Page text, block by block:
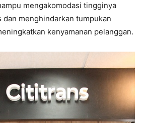
mengakomodasi tingginya
menghindarkan tumpukan
kenyamanan pelanggan.